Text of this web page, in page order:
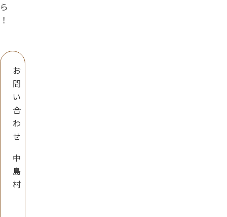
ら
！
お
問
い
合
わ
せ
中
島
村